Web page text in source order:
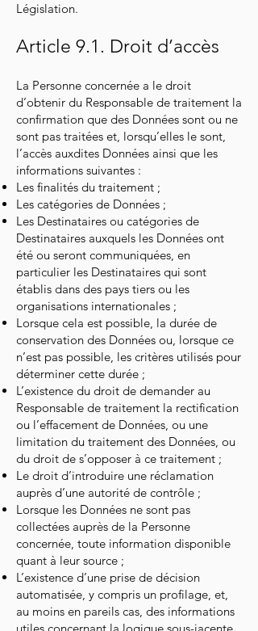
Législation.
Article 9.1. Droit d’accès
La Personne concernée a le droit
d’obtenir du Responsable de traitement la
confirmation que des Données sont ou ne
sont pas traitées et, lorsqu’elles le sont,
l’accès auxdites Données ainsi que les
informations suivantes :
Les finalités du traitement ;
Les catégories de Données ;
Les Destinataires ou catégories de
Destinataires auxquels les Données ont
été ou seront communiquées, en
particulier les Destinataires qui sont
établis dans des pays tiers ou les
organisations internationales ;
Lorsque cela est possible, la durée de
conservation des Données ou, lorsque ce
n’est pas possible, les critères utilisés pour
déterminer cette durée ;
L’existence du droit de demander au
Responsable de traitement la rectification
ou l’effacement de Données, ou une
limitation du traitement des Données, ou
du droit de s’opposer à ce traitement ;
Le droit d’introduire une réclamation
auprès d’une autorité de contrôle ;
Lorsque les Données ne sont pas
collectées auprès de la Personne
concernée, toute information disponible
quant à leur source ;
L’existence d’une prise de décision
automatisée, y compris un profilage, et,
au moins en pareils cas, des informations